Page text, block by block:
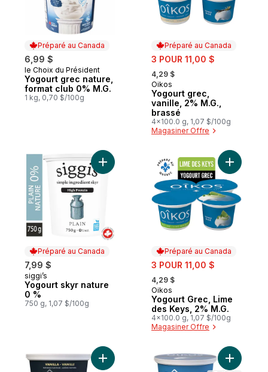
Préparé au Canada
6,99 $
Préparé au Canada
le Choix du Président
Yogourt grec nature,
format club 0% M.G.
1 kg, 0,70 $/100g
Préparé au Canada
sale:
3 POUR 11,00 $
, formerly:
4,29 $
Préparé au Canada
Oikos
Yogourt grec,
vanille, 2% M.G.,
brassé
4x100.0 g, 1,07 $/100g
Magasiner Offre
Préparé au Canada
7,99 $
Préparé au Canada
siggi’s
Yogourt skyr nature
0 %
750 g, 1,07 $/100g
Ajouter Yogourt skyr nature 0 % au panier
Préparé au Canada
sale:
3 POUR 11,00 $
, formerly:
4,29 $
Préparé au Canada
Oikos
Yogourt Grec, Lime
des Keys, 2% M.G.
4x100.0 g, 1,07 $/100g
Magasiner Offre
Ajouter
Ajouter Pro yogourt grec protéiné,Ajouter